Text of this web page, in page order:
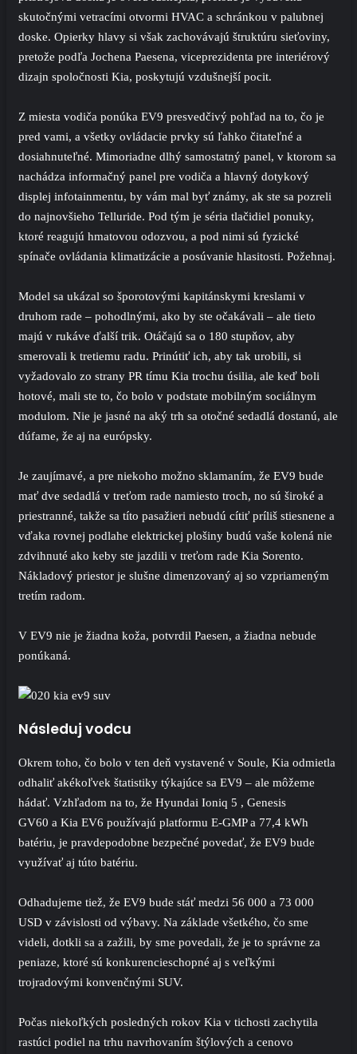
skutočnými vetracími otvormi HVAC a schránkou v palubnej
doske. Opierky hlavy si však zachovávajú štruktúru sieťoviny,
pretože podľa Jochena Paesena, viceprezidenta pre interiérový
dizajn spoločnosti Kia, poskytujú vzdušnejší pocit.
Z miesta vodiča ponúka EV9 presvedčivý pohľad na to, čo je
pred vami, a všetky ovládacie prvky sú ľahko čitateľné a
dosiahnuteľné. Mimoriadne dlhý samostatný panel, v ktorom sa
nachádza informačný panel pre vodiča a hlavný dotykový
displej infotainmentu, by vám mal byť známy, ak ste sa pozreli
do najnovšieho Telluride. Pod tým je séria tlačidiel ponuky,
ktoré reagujú hmatovou odozvou, a pod nimi sú fyzické
spínače ovládania klimatizácie a posúvanie hlasitosti. Požehnaj.
Model sa ukázal so šporotovými kapitánskymi kreslami v
druhom rade – pohodlnými, ako by ste očakávali – ale tieto
majú v rukáve ďalší trik. Otáčajú sa o 180 stupňov, aby
smerovali k tretiemu radu. Prinútiť ich, aby tak urobili, si
vyžadovalo zo strany PR tímu Kia trochu úsilia, ale keď boli
hotové, mali ste to, čo bolo v podstate mobilným sociálnym
modulom. Nie je jasné na aký trh sa otočné sedadlá dostanú, ale
dúfame, že aj na európsky.
Je zaujímavé, a pre niekoho možno sklamaním, že EV9 bude
mať dve sedadlá v treťom rade namiesto troch, no sú široké a
priestranné, takže sa títo pasažieri nebudú cítiť príliš stiesnene a
vďaka rovnej podlahe elektrickej plošiny budú vaše kolená nie
zdvihnuté ako keby ste jazdili v treťom rade Kia Sorento.
Nákladový priestor je slušne dimenzovaný aj so vzpriameným
tretím radom.
V EV9 nie je žiadna koža, potvrdil Paesen, a žiadna nebude
ponúkaná.
Následuj vodcu
Okrem toho, čo bolo v ten deň vystavené v Soule, Kia odmietla
odhaliť akékoľvek štatistiky týkajúce sa EV9 – ale môžeme
hádať. Vzhľadom na to, že Hyundai Ioniq 5 , Genesis
GV60 a Kia EV6 používajú platformu E-GMP a 77,4 kWh
batériu, je pravdepodobne bezpečné povedať, že EV9 bude
využívať aj túto batériu.
Odhadujeme tiež, že EV9 bude stáť medzi 56 000 a 73 000
USD v závislosti od výbavy. Na základe všetkého, čo sme
videli, dotkli sa a zažili, by sme povedali, že je to správne za
peniaze, ktoré sú konkurencieschopné aj s veľkými
trojradovými konvenčnými SUV.
Počas niekoľkých posledných rokov Kia v tichosti zachytila ​​
rastúci podiel na trhu navrhovaním štýlových a cenovo